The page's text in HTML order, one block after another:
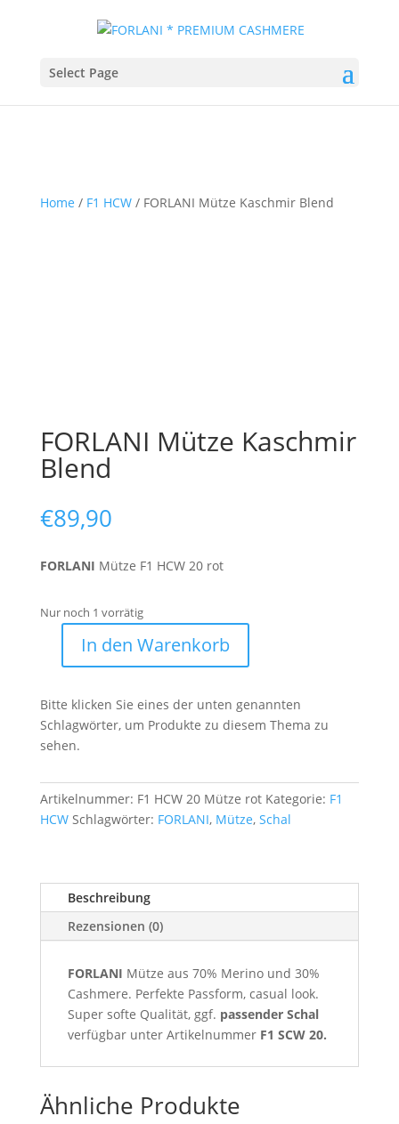
Select Page
Home / F1 HCW/ FORLANI Mütze Kaschmir Blend
FORLANI Mütze Kaschmir
Blend
€89,90
FORLANI Mütze F1 HCW 20 rot
Nur noch 1 vorrätig
FORLANI
Kaschmir
Blend
Menge
In den Warenkorb
Bitte klicken Sie eines der unten genannten
Schlagwörter, um Produkte zu diesem Thema zu
sehen.
Artikelnummer: F1 HCW 20 Mütze rot Kategorie: F1
HCW Schlagwörter: FORLANI, Mütze, Schal
Beschreibung
Rezensionen (0)
FORLANI Mütze aus 70% Merino und 30%
Cashmere. Perfekte Passform, casual look.
Super softe Qualität, ggf. passender Schal
verfügbar unter Artikelnummer F1 SCW 20.
Ähnliche Produkte